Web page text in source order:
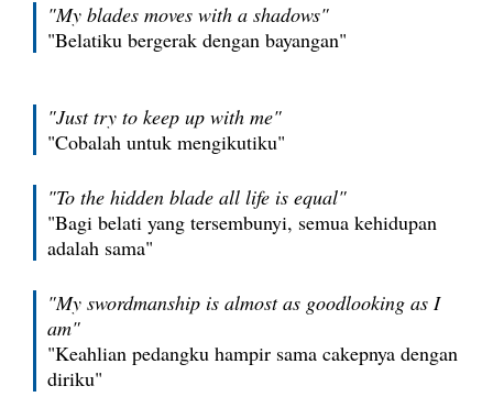
"My blades moves with a shadows"
"Belatiku bergerak dengan bayangan"
"Just try to keep up with me"
"Cobalah untuk mengikutiku"
"To the hidden blade all life is equal"
"Bagi belati yang tersembunyi, semua kehidupan
adalah sama"
"My swordmanship is almost as goodlooking as I
am"
"Keahlian pedangku hampir sama cakepnya dengan
diriku"